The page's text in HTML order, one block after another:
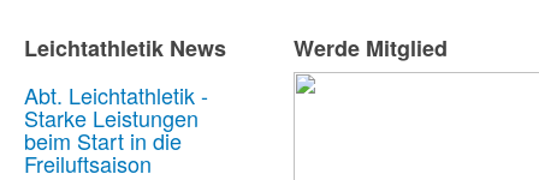
Leichtathletik News
Abt. Leichtathletik -
Starke Leistungen
beim Start in die
Freiluftsaison
Werde Mitglied